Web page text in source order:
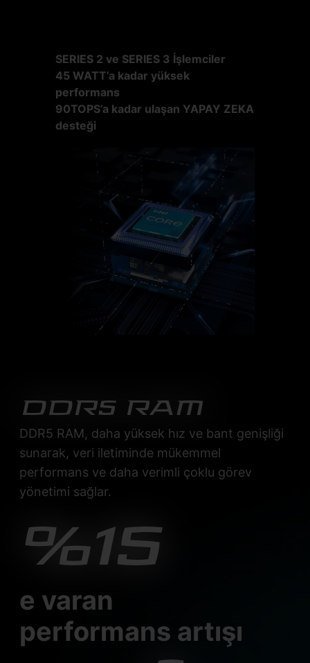
SERIES 2 ve SERIES 3 İşlemciler
45 WATT’a kadar yüksek
performans
90TOPS’a kadar ulaşan YAPAY ZEKA
desteği
DDR5 RAM
DDR5 RAM, daha yüksek hız ve bant genişliği
sunarak, veri iletiminde mükemmel
performans ve daha verimli çoklu görev
yönetimi sağlar.
%15
e varan
performans artışı